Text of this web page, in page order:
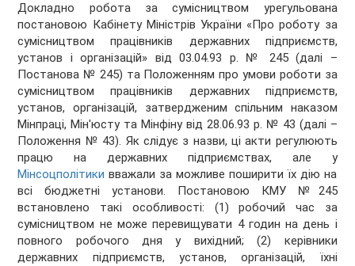
Докладно робота за сумісництвом урегульована
постановою Кабінету Міністрів України «Про роботу за
сумісництвом працівників державних підприємств,
установ і організацій» від 03.04.93 р. № 245 (далі –
Постанова № 245) та Положенням про умови роботи за
сумісництвом працівників державних підприємств,
установ, організацій, затвердженим спільним наказом
Мінпраці, Мін'юсту та Мінфіну від 28.06.93 р. № 43 (далі –
Положення № 43). Як слідує з назви, ці акти регулюють
працю на державних підприємствах, але у
Мінсоцполітики вважали за можливе поширити їх дію на
всі бюджетні установи. Постановою КМУ №245
встановлено такі особливості: (1) робочий час за
сумісництвом не може перевищувати 4 годин на день і
повного робочого дня у вихідний; (2) керівники
державних підприємств, установ, організацій, їхні